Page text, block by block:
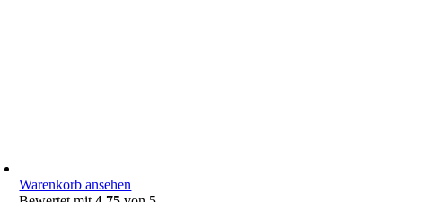
Warenkorb ansehen